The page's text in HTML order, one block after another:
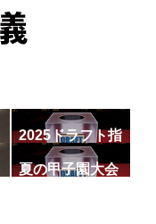
2025ドラフト指
名一覧
夏の甲子園大会